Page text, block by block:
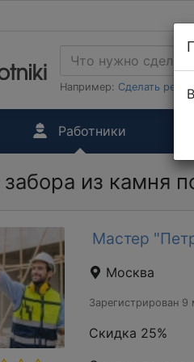
Например: Сделать
Работники
из камня
Мастер
Москва
Зарегистрирован 9
Скидка 25%